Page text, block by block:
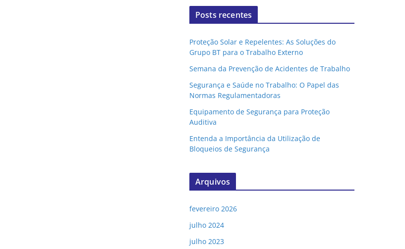
Posts recentes
Proteção Solar e Repelentes: As Soluções do
Grupo BT para o Trabalho Externo
Semana da Prevenção de Acidentes de Trabalho
Segurança e Saúde no Trabalho: O Papel das
Normas Regulamentadoras
Equipamento de Segurança para Proteção
Auditiva
Entenda a Importância da Utilização de
Bloqueios de Segurança
Arquivos
fevereiro 2026
julho 2024
julho 2023